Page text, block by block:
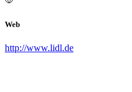
Web
http://www.lidl.de